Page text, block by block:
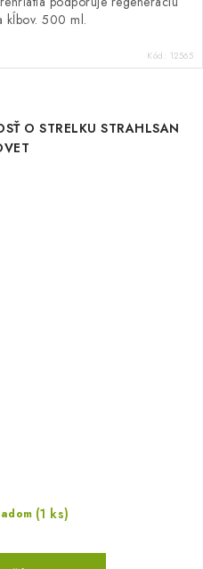
kĺbov. 500 ml.
Kód: 12565
O STRELKU STRAHLSAN
(1 ks)